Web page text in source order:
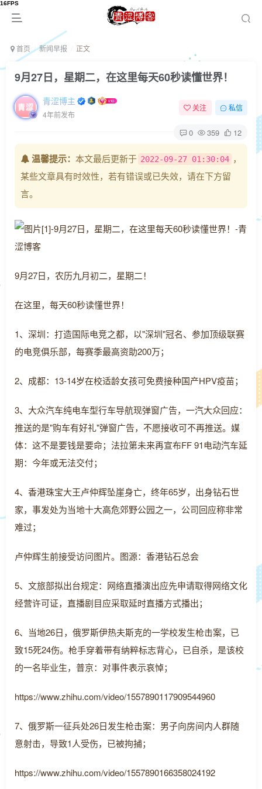
首页 新闻早报 正文
9月27日，星期二，在这里每天60秒读懂世界！
青涩博主
4年前发布
关注 私信
0 359 12
温馨提示： 本文最后更新于 2022-09-27 01:30:04 ，
某些文章具有时效性，若有错误或已失效，请在下方留
言。
9月27日，农历九月初二，星期二！
在这里，每天60秒读懂世界！
1、深圳：打造国际电竞之都，以"深圳"冠名、参加顶级联赛
的电竞俱乐部，每赛季最高资助200万；
2、成都：13-14岁在校适龄女孩可免费接种国产HPV疫苗；
3、大众汽车纯电车型行车导航现弹窗广告，一汽大众回应：
推送的是"购车有好礼"弹窗广告，不愿接收可不再推送。媒
体：这不是要钱是要命；法拉第未来再宣布FF 91电动汽车延
期：今年或无法交付；
4、香港珠宝大王卢仲辉坠崖身亡，终年65岁，出身钻石世
家，事发处为当地十大高危郊野公园之一，公司回应称非常
难过；
卢仲辉生前接受访问图片。图源：香港钻石总会
5、文旅部拟出台规定：网络直播演出应先申请取得网络文化
经营许可证，直播剧目应采取延时直播方式播出；
6、当地26日，俄罗斯伊热夫斯克的一学校发生枪击案，已
致15死24伤。枪手穿着带有纳粹标志背心，已自杀，是该校
的一名毕业生，普京：对事件表示哀悼；
https://www.zhihu.com/video/1557890117909544960
7、俄罗斯一征兵处26日发生枪击案：男子向房间内人群随
意射击，导致1人受伤，已被拘捕；
https://www.zhihu.com/video/1557890166358024192